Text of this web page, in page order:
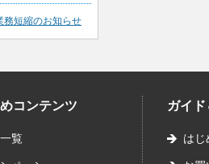
務短縮のお知らせ
コンテンツ
覧
ガイ
はじ